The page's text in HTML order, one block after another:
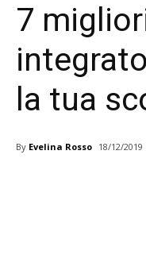
7
la tua
By Evelina Rosso 18/12/2019